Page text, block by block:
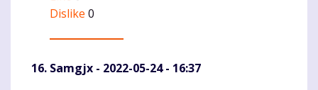
Dislike 0
Samgjx - 2022-05-24 - 16:37